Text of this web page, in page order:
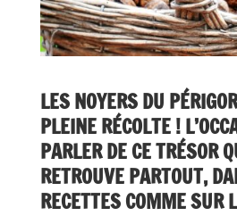
LES NOYERS DU
PLEINE RÉCOLTE !
PARLER DE CE TRÉSOR
RETROUVE PARTOUT,
RECETTES COMME SUR